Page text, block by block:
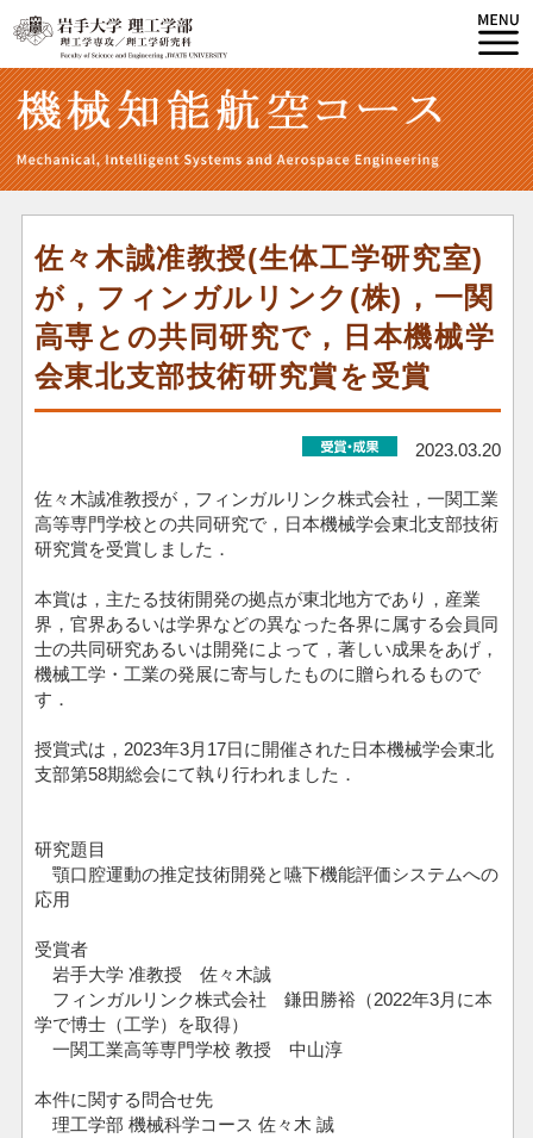
佐々木誠准教授(生体工学研究室)
が，フィンガルリンク(株)，一関
高専との共同研究で，日本機械学
会東北支部技術研究賞を受賞
2023.03.20
佐々木誠准教授が，フィンガルリンク株式会社，一関工業
高等専門学校との共同研究で，日本機械学会東北支部技術
研究賞を受賞しました．
本賞は，主たる技術開発の拠点が東北地方であり，産業
界，官界あるいは学界などの異なった各界に属する会員同
士の共同研究あるいは開発によって，著しい成果をあげ，
機械工学・工業の発展に寄与したものに贈られるもので
す．
授賞式は，2023年3月17日に開催された日本機械学会東北
支部第58期総会にて執り行われました．
研究題目
顎口腔運動の推定技術開発と嚥下機能評価システムへの
応用
受賞者
岩手大学 准教授 佐々木誠
フィンガルリンク株式会社 鎌田勝裕（2022年3月に本
学で博士（工学）を取得）
一関工業高等専門学校 教授 中山淳
本件に関する問合せ先
理工学部 機械科学コース 佐々木 誠